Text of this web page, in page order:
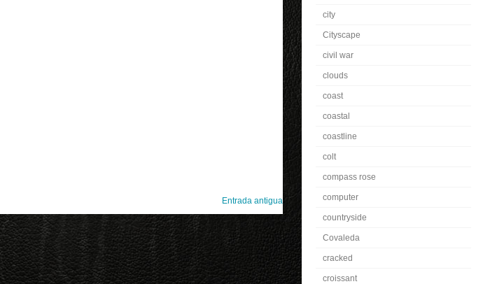
Entrada antigua
city
Cityscape
civil war
clouds
coast
coastal
coastline
colt
compass rose
computer
countryside
Covaleda
cracked
croissant